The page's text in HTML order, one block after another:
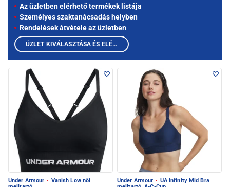
Under Armour · Vanish Low női
Under Armour · UA Infinity Mid Bra
Az üzletben elérhető termékek listája
Személyes szaktanácsadás helyben
Rendelések átvétele az üzletben
ÜZLET KIVÁLASZTÁSA ÉS ELÉRHETŐ TERMÉKEK MEGTEKINTÉSE